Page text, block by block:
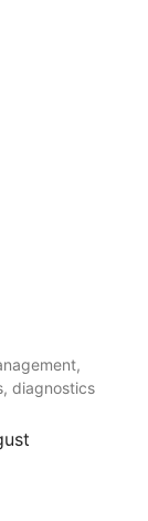
diagnostics